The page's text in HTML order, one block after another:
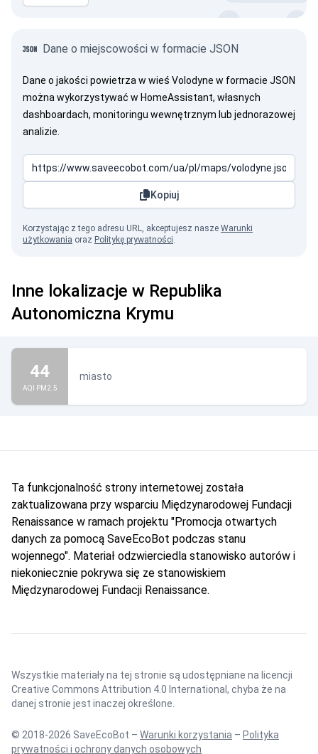
Dane o miejscowości w formacie JSON
Dane o jakości powietrza w wieś Volodyne w formacie JSON
można wykorzystywać w HomeAssistant, własnych
dashboardach, monitoringu wewnętrznym lub jednorazowej
analizie.
Kopiuj
Korzystając z tego adresu URL, akceptujesz nasze Warunki
użytkowania oraz Politykę prywatności.
Inne lokalizacje w Republika
Autonomiczna Krymu
44
AQI PM2.5
miasto
Ta funkcjonalność strony internetowej została
zaktualizowana przy wsparciu Międzynarodowej Fundacji
Renaissance w ramach projektu "Promocja otwartych
danych za pomocą SaveEcoBot podczas stanu
wojennego". Materiał odzwierciedla stanowisko autorów i
niekoniecznie pokrywa się ze stanowiskiem
Międzynarodowej Fundacji Renaissance.
Wszystkie materiały na tej stronie są udostępniane na licencji
Creative Commons Attribution 4.0 International , chyba że na
danej stronie jest inaczej określone.
© 2018-2026 SaveEcoBot – Warunki korzystania – Polityka
prywatności i ochrony danych osobowych